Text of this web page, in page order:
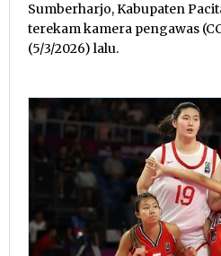
Sumberharjo, Kabupaten
terekam kamera pengawas
(5/3/2026) lalu.